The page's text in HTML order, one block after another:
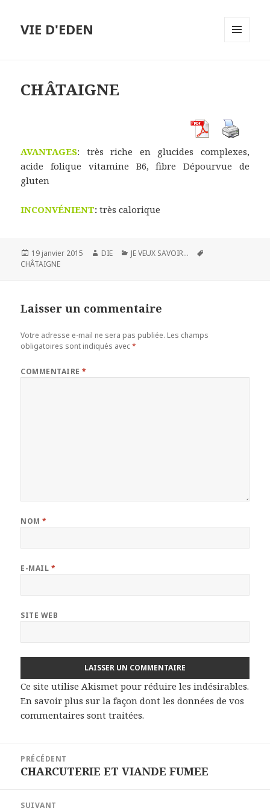
VIE D'EDEN
CHÂTAIGNE
AVANTAGES: très riche en glucides complexes,
acide folique vitamine B6, fibre Dépourvue de
gluten
INCONVÉNIENT: très calorique
Publié
le
19 janvier 2015 Auteur
DIE Catégories
JE VEUX SAVOIR...
CHÂTAIGNE
Laisser un commentaire
Votre adresse e-mail ne sera pas publiée. Les champs
obligatoires sont indiqués avec*
COMMENTAIRE*
NOM*
E-MAIL *
SITE WEB
Ce site utilise Akismet pour réduire les indésirables.
En savoir plus sur la façon dont les données de vos
commentaires sont traitées.
l’article
PRÉCÉDENT
Article
CHARCUTERIE ET VIANDE FUMEE
SUIVANT